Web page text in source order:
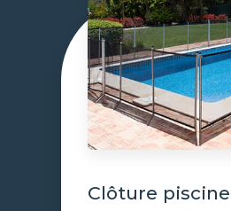
Clôture piscine